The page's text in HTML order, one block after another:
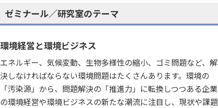
ゼミナール／研究室のテーマ
環境経営と環境ビジネス
エネルギー、気候変動、生物多様性の縮小、ゴミ問題など、解
決しなければならない環境問題はたくさんあります。環境の
「汚染源」から、問題解決の「推進力」に転換しつつある企業
の環境経営や環境ビジネスの新たな潮流に注目し、現状や課題